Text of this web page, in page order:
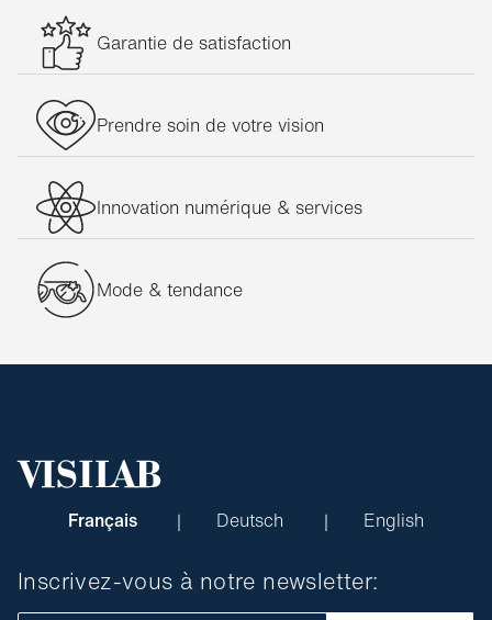
Garantie de satisfaction
Prendre soin de votre vision
Innovation numérique & services
Mode & tendance
Français Deutsch English
Inscrivez-vous à notre newsletter: